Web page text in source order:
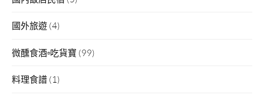
國外旅遊 (4)
微醺食酒▫吃貨寶 (99)
料理食譜 (1)